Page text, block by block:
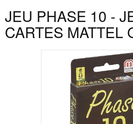
JEU PHASE 10 -
CARTES MATTEL